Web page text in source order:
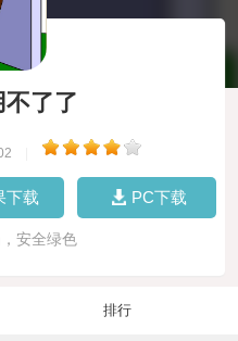
了了
下载 PC下载
安全绿色
排行